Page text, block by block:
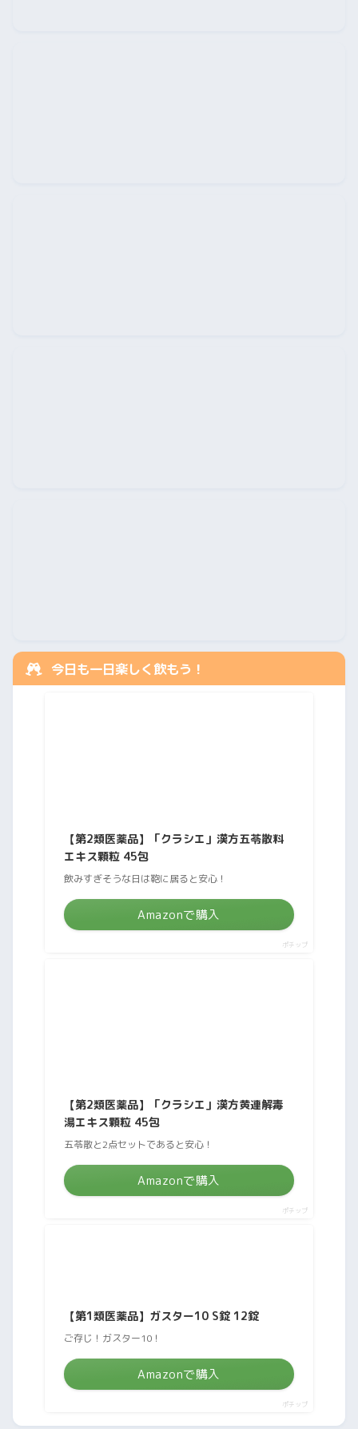
今日も一日楽しく飲もう！
【第2類医薬品】「クラシエ」漢方五苓散料
エキス顆粒 45包
飲みすぎそうな日は鞄に居ると安心！
Amazonで購入
ポチップ
【第2類医薬品】「クラシエ」漢方黄連解毒
湯エキス顆粒 45包
五苓散と2点セットであると安心！
Amazonで購入
ポチップ
【第1類医薬品】ガスター10 S錠 12錠
ご存じ！ガスター10！
Amazonで購入
ポチップ